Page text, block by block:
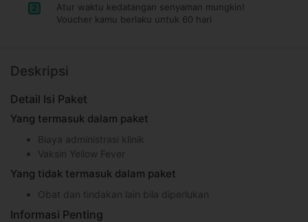
2
Atur waktu kedatangan senyaman mungkin!
Voucher kamu berlaku untuk 60 hari
Deskripsi
Detail Isi Paket
Yang termasuk dalam paket
Biaya administrasi klinik
Vaksin Yellow Fever
Yang tidak termasuk dalam paket
Obat dan tindakan lain bila diperlukan
Informasi Penting